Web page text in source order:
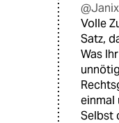
Volle
Satz,
Was
einmal
Selbst